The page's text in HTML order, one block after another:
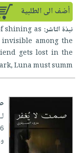
أضف الى الطلبية
نبذة الناشر: shining as
among the
gets lost in the
Luna must summ...